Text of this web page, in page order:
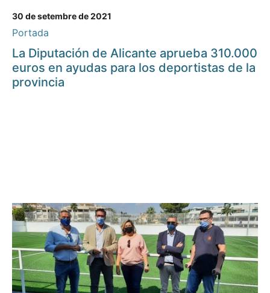
30 de setembre de 2021
Portada
La Diputación de Alicante aprueba 310.000
euros en ayudas para los deportistas de la
provincia